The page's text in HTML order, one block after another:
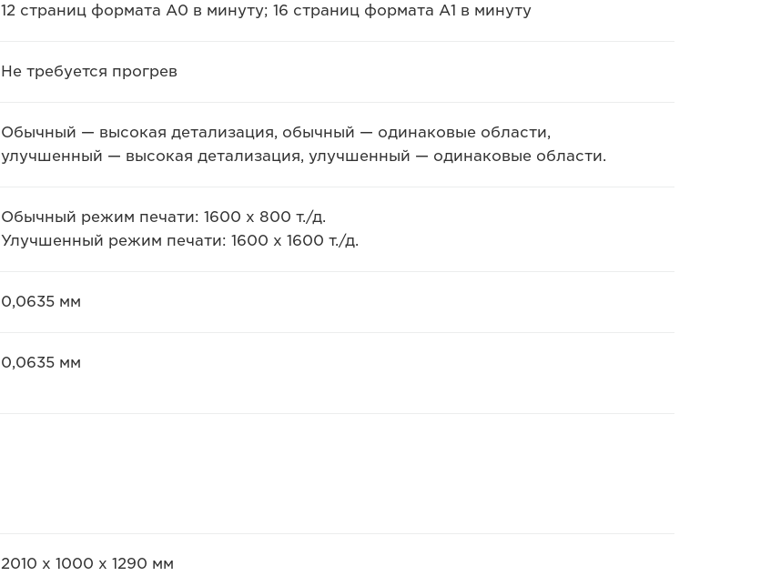
12 страниц формата A0 в минуту; 16 страниц формата A1 в минуту
Не требуется прогрев
Обычный — высокая детализация, обычный — одинаковые области,
улучшенный — высокая детализация, улучшенный — одинаковые области.
Обычный режим печати: 1600 x 800 т./д.
Улучшенный режим печати: 1600 x 1600 т./д.
0,0635 мм
0,0635 мм
2010 x 1000 x 1290 мм